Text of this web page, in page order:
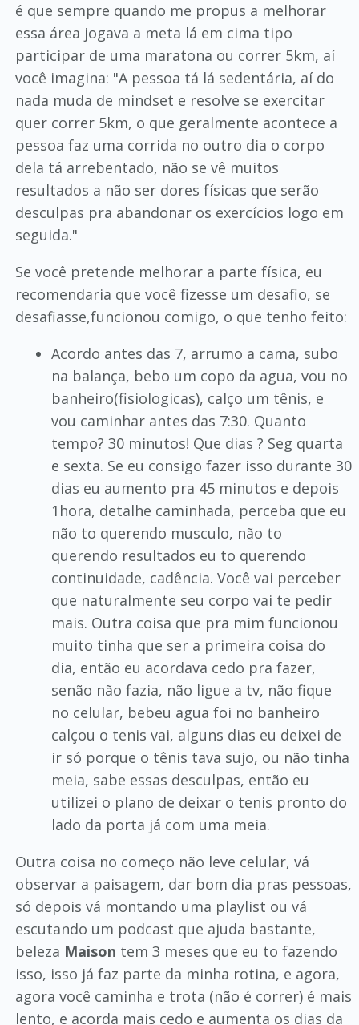
é que sempre quando me propus a melhorar
essa área jogava a meta lá em cima tipo
participar de uma maratona ou correr 5km, aí
você imagina: "A pessoa tá lá sedentária, aí do
nada muda de mindset e resolve se exercitar
quer correr 5km, o que geralmente acontece a
pessoa faz uma corrida no outro dia o corpo
dela tá arrebentado, não se vê muitos
resultados a não ser dores físicas que serão
desculpas pra abandonar os exercícios logo em
seguida."
Se você pretende melhorar a parte física, eu
recomendaria que você fizesse um desafio, se
desafiasse,funcionou comigo, o que tenho feito:
Acordo antes das 7, arrumo a cama, subo
na balança, bebo um copo da agua, vou no
banheiro(fisiologicas), calço um tênis, e
vou caminhar antes das 7:30. Quanto
tempo? 30 minutos! Que dias ? Seg quarta
e sexta. Se eu consigo fazer isso durante 30
dias eu aumento pra 45 minutos e depois
1hora, detalhe caminhada, perceba que eu
não to querendo musculo, não to
querendo resultados eu to querendo
continuidade, cadência. Você vai perceber
que naturalmente seu corpo vai te pedir
mais. Outra coisa que pra mim funcionou
muito tinha que ser a primeira coisa do
dia, então eu acordava cedo pra fazer,
senão não fazia, não ligue a tv, não fique
no celular, bebeu agua foi no banheiro
calçou o tenis vai, alguns dias eu deixei de
ir só porque o tênis tava sujo, ou não tinha
meia, sabe essas desculpas, então eu
utilizei o plano de deixar o tenis pronto do
lado da porta já com uma meia.
Outra coisa no começo não leve celular, vá
observar a paisagem, dar bom dia pras pessoas,
só depois vá montando uma playlist ou vá
escutando um podcast que ajuda bastante,
beleza Maison tem 3 meses que eu to fazendo
isso, isso já faz parte da minha rotina, e agora,
agora você caminha e trota (não é correr) é mais
lento, e acorda mais cedo e aumenta os dias da